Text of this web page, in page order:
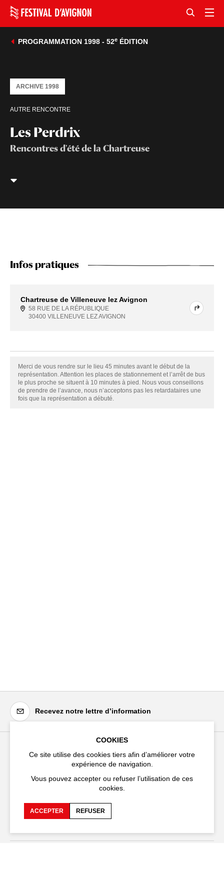
PROGRAMMATION 1998 - 52eÉDITION
Les Perdrix
Rencontres d'été de la Chartreuse
AUTRE RENCONTRE
ARCHIVE 1998
Infos pratiques
Chartreuse de Villeneuve lez Avignon
58 RUE DE LA RÉPUBLIQUE
30400 VILLENEUVE LEZ AVIGNON
Merci de vous rendre sur le lieu 45 minutes avant le début de la
représentation. Attention les places de stationnement et l’arrêt de bus
le plus proche se situent à 10 minutes à pied. Nous vous conseillons
de prendre de l’avance, nous n’acceptons pas les retardataires une
fois que la représentation a débuté.
Recevez notre lettre d’information
Festival d'Avignon
20 rue du Portail Boquier,
+33 (0)4 90 27 66 50
COOKIES
Ce site utilise des cookies tiers afin d’améliorer votre
expérience de navigation.
Vous pouvez accepter ou refuser l’utilisation de ces
cookies.
ACCEPTER REFUSER